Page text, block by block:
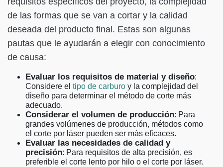
de las formas que se van a cortar y la calidad
deseada del producto final. Estas son algunas
pautas que le ayudarán a elegir con conocimiento
de causa:
Evaluar los requisitos de material y diseño:
Considere el tipo de carburo y la complejidad del
diseño para determinar el método de corte más
adecuado.
Considerar el volumen de producción: Para
grandes volúmenes de producción, métodos como
el corte por láser pueden ser más eficaces.
Evaluar las necesidades de calidad y
precisión: Para requisitos de alta precisión, es
preferible el corte lento por hilo o el corte por láser.